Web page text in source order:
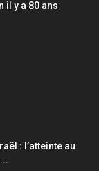
il y a 80 ans
: l’atteinte au